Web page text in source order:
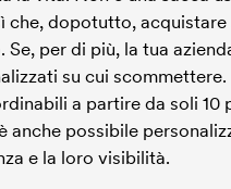
che, dopotutto,
per di più, la tua
su cui
a partire da soli
anche possibile
e la loro visibilità.